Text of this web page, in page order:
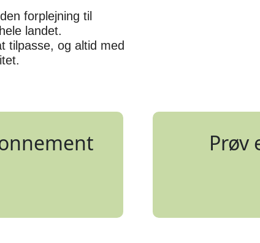
forplejning til
landet.
tilpasse, og altid med
Prøv